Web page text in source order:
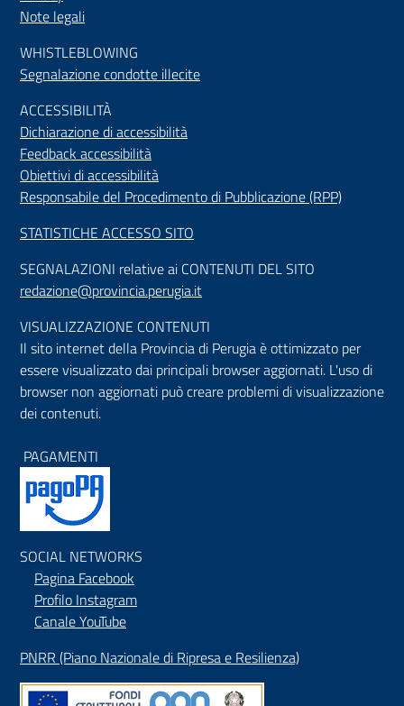
Note legali
WHISTLEBLOWING
Segnalazione condotte illecite
ACCESSIBILITÀ
Dichiarazione di accessibilità
Feedback accessibilità
Obiettivi di accessibilità
Responsabile del Procedimento di Pubblicazione (RPP)
STATISTICHE ACCESSO SITO
SEGNALAZIONI relative ai CONTENUTI DEL SITO
redazione@provincia.perugia.it
VISUALIZZAZIONE CONTENUTI
Il sito internet della Provincia di Perugia è ottimizzato per
essere visualizzato dai principali browser aggiornati. L'uso di
browser non aggiornati può creare problemi di visualizzazione
dei contenuti.
PAGAMENTI
SOCIAL NETWORKS
Pagina Facebook
Profilo Instagram
Canale YouTube
PNRR (Piano Nazionale di Ripresa e Resilienza)